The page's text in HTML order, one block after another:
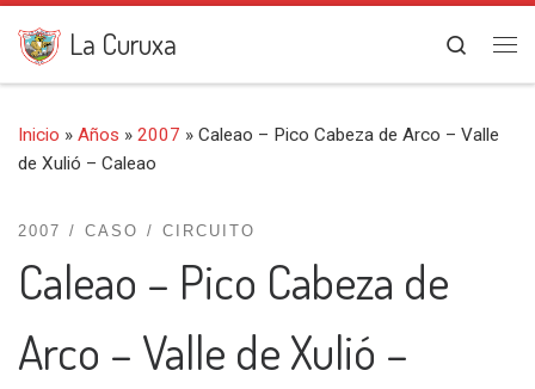
Saltar al contenido
La Curuxa
Search
Inicio » Años » 2007 » Caleao – Pico Cabeza de Arco – Valle
de Xulió – Caleao
2007 CASO CIRCUITO
Caleao – Pico Cabeza de
Arco – Valle de Xulió –